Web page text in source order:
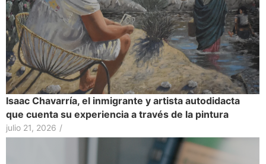
Isaac Chavarría, el inmigrante y artista autodidacta
que cuenta su experiencia a través de la pintura
julio 21, 2026 /